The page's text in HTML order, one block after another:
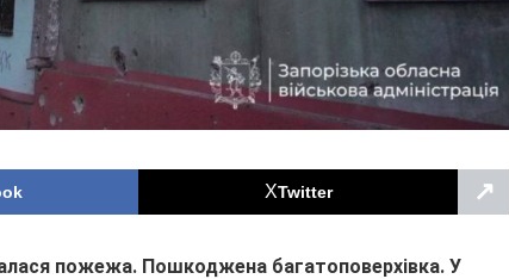
Twitter ↗
пожежа. Пошкоджена багатоповерхівка. У